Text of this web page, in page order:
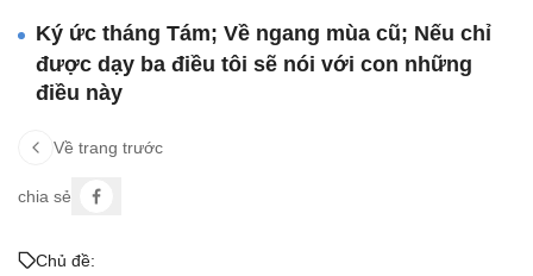
Ký ức tháng Tám; Về ngang mùa cũ; Nếu chỉ
được dạy ba điều tôi sẽ nói với con những
điều này
Về trang trước
chia sẻ
Chủ đề: